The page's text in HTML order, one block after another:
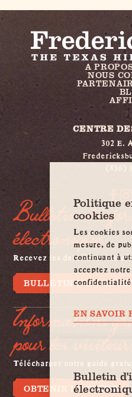
A
NOUS
CENTRE
302 E.
(830)
Bulletin
électronique
Recevez les dernières
BULLETIN
Informations
pour les
Télécharger notre guide
OBTENIR LE GUIDE
Politique
cookies
Les cookies
mesure, de
continuant à
acceptez
EN SAVOIR
Bulletin